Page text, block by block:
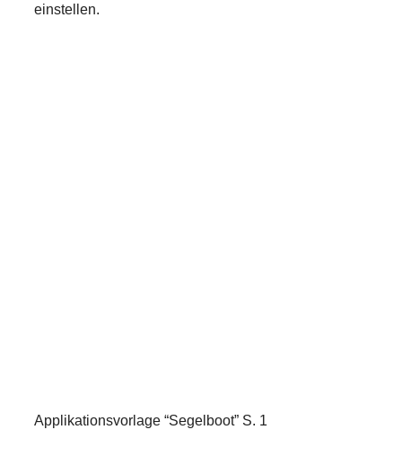
einstellen.
Applikationsvorlage “Segelboot” S. 1